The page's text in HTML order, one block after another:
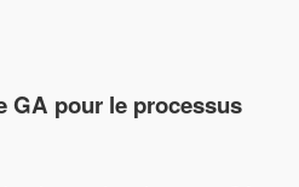
GA pour le processus